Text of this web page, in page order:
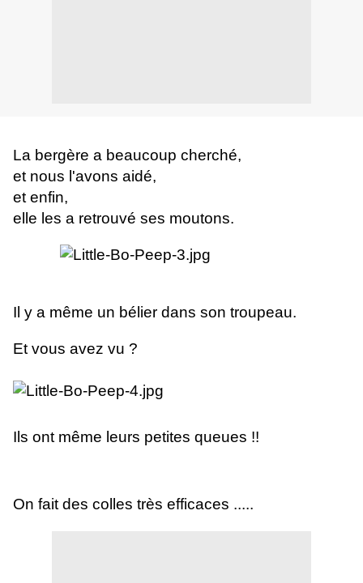
La bergère a beaucoup cherché,
et nous l'avons aidé,
et enfin,
elle les a retrouvé ses moutons.
Il y a même un bélier dans son troupeau.
Et vous avez vu ?
Ils ont même leurs petites queues !!
On fait des colles très efficaces .....